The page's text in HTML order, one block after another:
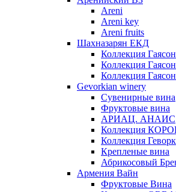
Areni
Areni key
Areni fruits
Шахназарян ЕКД
Коллекция Гаясон
Коллекция
Коллекция
Gevorkian winery
Сувенирные вина
Фруктовые вина
АРИАЦ. АНАИС
Коллекция
Коллекция
Крепленые вина
Абрикосовый
Армения Вайн
Фруктовые Вина